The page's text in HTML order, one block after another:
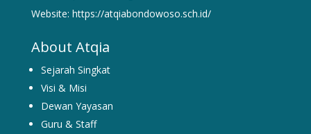
Website: https://atqiabondowoso.sch.id/
About Atqia
Sejarah Singkat
Visi & Misi
Dewan Yayasan
Guru & Staff